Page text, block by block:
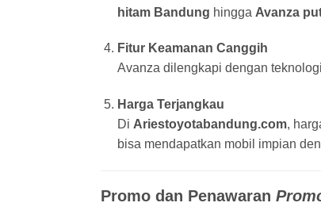
hitam Bandung hingga Avanza
Fitur Keamanan Canggih
Avanza dilengkapi dengan
Harga Terjangkau
Di Ariestoyotabandung.com,
bisa mendapatkan mobil impian
Promo dan Penawaran